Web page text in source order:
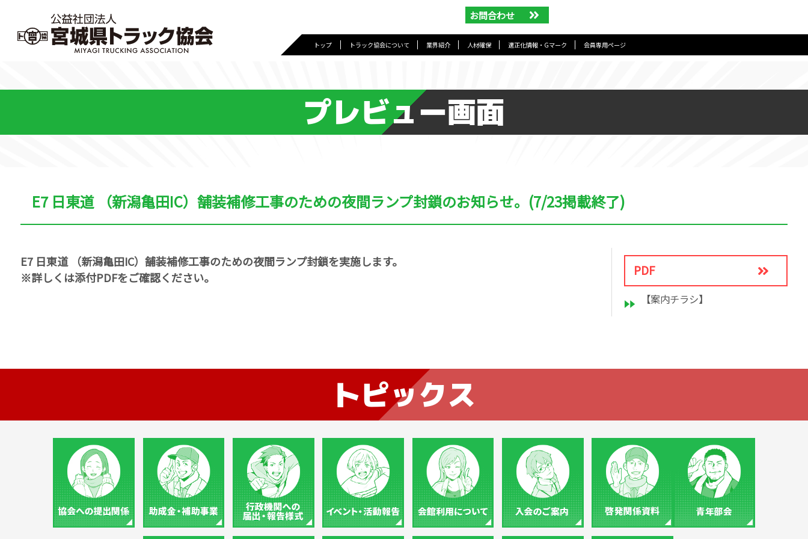
お問合わせ
トップ トラック協会について 業界紹介 人材確保 適正化情報・Gマーク 会員専用ページ
プレビュー画面
E7 日東道 （新潟亀田IC）舗装補修工事のための夜間ランプ封鎖のお知らせ。(7/23掲載終了)
E7 日東道 （新潟亀田IC）舗装補修工事のための夜間ランプ封鎖を実施します。
※詳しくは添付PDFをご確認ください。
PDF
【案内チラシ】
トピックス